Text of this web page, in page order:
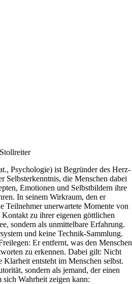
Psychologie) ist Begründer des Herz-
Selbsterkenntnis, die Menschen dabei
Emotionen und Selbstbildern ihre
In seinem Wirkraum, den er
Teilnehmer unerwartete Momente von
zu ihrer eigenen göttlichen
sondern als unmittelbare Erfahrung.
und keine Technik-Sammlung.
Er entfernt, was den Menschen
zu erkennen. Dabei gilt: Nicht
entsteht im Menschen selbst.
sondern als jemand, der einen
sich Wahrheit zeigen kann: